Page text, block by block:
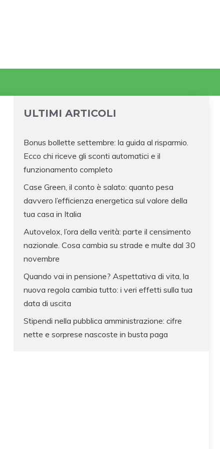
ULTIMI ARTICOLI
Bonus bollette settembre: la guida al risparmio.
Ecco chi riceve gli sconti automatici e il
funzionamento completo
Case Green, il conto è salato: quanto pesa
davvero l’efficienza energetica sul valore della
tua casa in Italia
Autovelox, l’ora della verità: parte il censimento
nazionale. Cosa cambia su strade e multe dal 30
novembre
Quando vai in pensione? Aspettativa di vita, la
nuova regola cambia tutto: i veri effetti sulla tua
data di uscita
Stipendi nella pubblica amministrazione: cifre
nette e sorprese nascoste in busta paga